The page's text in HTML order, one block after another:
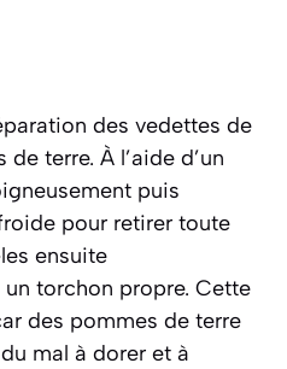
des vedettes de
terre. À l’aide d’un
puis
pour retirer toute
ensuite
torchon propre. Cette
des pommes de terre
mal à dorer et à